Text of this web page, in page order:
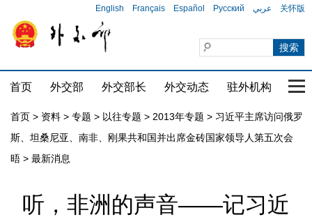
English Français Español Русский عربي 关怀版
首页 外交部 外交部长 外交动态 驻外机构 国
首页 > 资料 > 专题 > 以往专题 > 2013年专题 > 习近平主席访问俄罗
斯、坦桑尼亚、南非、刚果共和国并出席金砖国家领导人第五次会
晤 > 最新消息
听，非洲的声音——记习近